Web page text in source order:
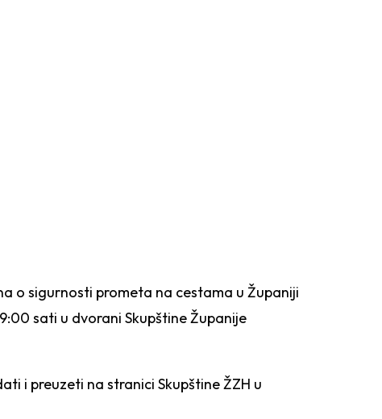
o sigurnosti prometa na cestama u Županiji
sati u dvorani Skupštine Županije
i preuzeti na stranici Skupštine ŽZH u